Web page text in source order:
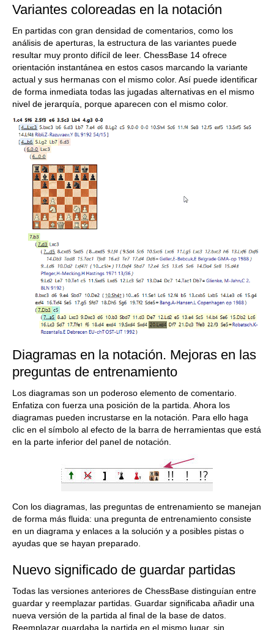
Variantes coloreadas en la notación
En partidas con gran densidad de comentarios, como los
análisis de aperturas, la estructura de las variantes puede
resultar muy pronto difícil de leer. ChessBase 14 ofrece
orientación instantánea en estos casos marcando la variante
actual y sus hermanas con el mismo color. Así puede identificar
de forma inmediata todas las jugadas alternativas en el mismo
nivel de jerarquía, porque aparecen con el mismo color.
Diagramas en la notación. Mejoras en las
preguntas de entrenamiento
Los diagramas son un poderoso elemento de comentario.
Enfatiza con fuerza una posición de la partida. Ahora los
diagramas pueden incrustarse en la notación. Para ello haga
clic en el símbolo al efecto de la barra de herramientas que está
en la parte inferior del panel de notación.
Con los diagramas, las preguntas de entrenamiento se manejan
de forma más fluida: una pregunta de entrenamiento consiste
en un diagrama y enlaces a la solución y a posibles pistas o
ayudas que se hayan preparado.
Nuevo significado de guardar partidas
Todas las versiones anteriores de ChessBase distinguían entre
guardar y reemplazar partidas. Guardar significaba añadir una
nueva versión de la partida al final de la base de datos.
Reemplazar guardaba la partida en el mismo lugar, sin